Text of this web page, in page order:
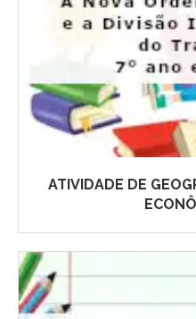
ATIVIDADE DE